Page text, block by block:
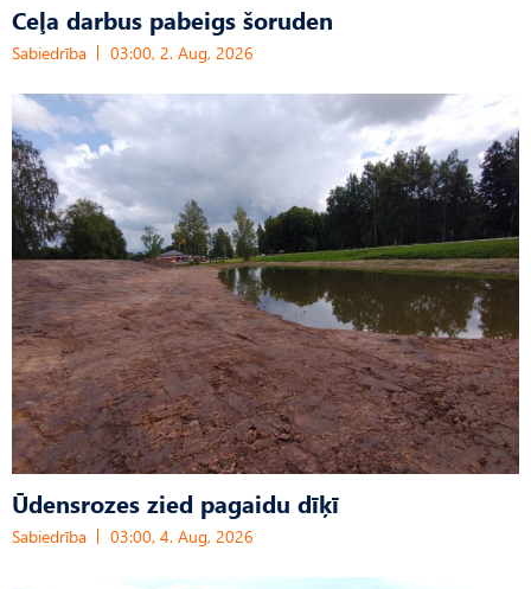
Ceļa darbus pabeigs šoruden
Sabiedrība 03:00, 2. Aug, 2026
Ūdensrozes zied pagaidu dīķī
Sabiedrība 03:00, 4. Aug, 2026